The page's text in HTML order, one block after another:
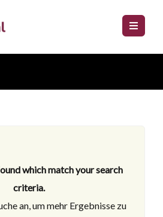
which match your search
criteria.
an, um mehr Ergebnisse zu